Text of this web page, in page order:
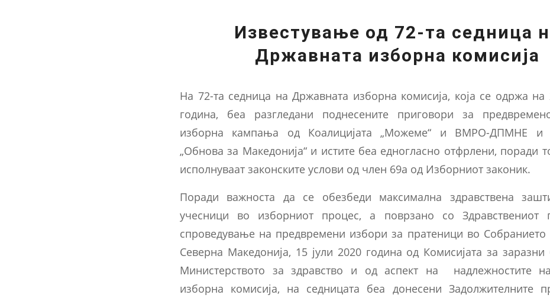
Известување од 72-та седница
Државната изборна комисија
На 72-та седница на Државната изборна комисија, која се одржа на
година, беа разгледани поднесените приговори за
изборна кампања од Коалицијата „Можеме“ и ВМРО-ДПМНЕ и
„Обнова за Македонија“ и истите беа едногласно отфрлени, поради
исполнуваат законските услови од член 69а од Изборниот законик.
Поради важноста да се обезбеди максимална здравствена
учесници во изборниот процес, а поврзано со Здравствениот
спроведување на предвремени избори за пратеници во Собранието
Северна Македонија, 15 јули 2020 година од Комисијата за
Министерството за здравство и од аспект на надлежностите
изборна комисија, на седницата беа донесени Задолжителните